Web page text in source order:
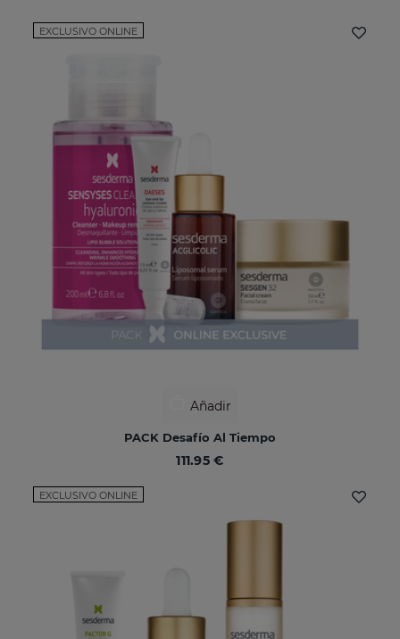
EXCLUSIVO ONLINE
Añadir
PACK Desafío Al Tiempo
111.95 €
EXCLUSIVO ONLINE